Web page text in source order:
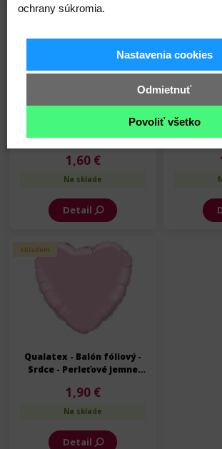
Qualatex - Balón fóliový -
Srdce - Biele - 45 cm
1,60 €
Na sklade
Detail
Qualatex
Srdce -
Skladom
Qualatex - Balón fóliový -
Srdce - Perleťové jemne
1,90 €
Na sklade
Detail
ochrany súkromia.
Nastavenia cookies
Odmietnuť
Povoliť všetko